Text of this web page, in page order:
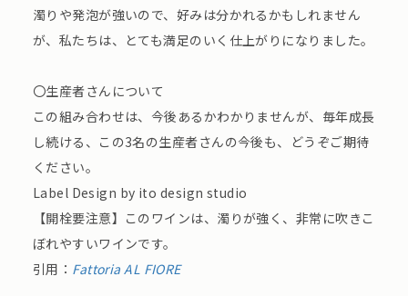
濁りや発泡が強いので、好みは分かれるかもしれません
が、私たちは、とても満足のいく仕上がりになりました。
〇生産者さんについて
この組み合わせは、今後あるかわかりませんが、毎年成長
し続ける、この3名の生産者さんの今後も、どうぞご期待
ください。
Label Design by ito design studio
【開栓要注意】このワインは、濁りが強く、非常に吹きこ
ぼれやすいワインです。
引用： Fattoria AL FIORE